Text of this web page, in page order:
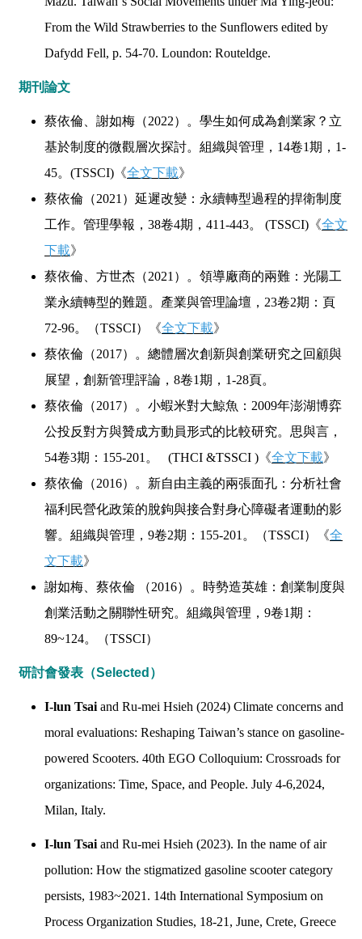
From the Wild Strawberries to the Sunflowers edited by
Dafydd Fell, p. 54-70. Loundon: Routeldge.
期刊論文
蔡依倫、謝如梅（2022）。學生如何成為創業家？立
基於制度的微觀層次探討。組織與管理，14卷1期，1-
45。(TSSCI) 《全文下載》
蔡依倫（2021）延遲改變：永續轉型過程的捍衛制度
工作。管理學報，38卷4期，411-443。 (TSSCI) 《全文
下載》
蔡依倫、方世杰（2021）。領導廠商的兩難：光陽工
業永續轉型的難題。產業與管理論壇，23卷2期：頁
72-96。（TSSCI）
《全文下載》
蔡依倫（2017）。總體層次創新與創業研究之回顧與
展望，創新管理評論，8卷1期，1-28頁。
蔡依倫（2017）。小蝦米對大鯨魚： 2009年澎湖博弈
公投反對方與贊成方動員形式的比較研究。思與言，
54卷3期： 155-201 。 (THCI &TSSCI ) 《全文下載》
蔡依倫（2016）。新自由主義的兩張面孔：分析社會
福利民營化政策的脫鉤與接合對身心障礙者運動的影
響。組織與管理， 9卷2期： 155-201 。（TSSCI） 《全
文下載》
謝如梅、蔡依倫 （2016）。時勢造英雄：創業制度與
創業活動之關聯性研究。組織與管理， 9卷1期：
89~124。（TSSCI）
研討會發表（Selected）
I-lun Tsai and Ru-mei Hsieh (2024) Climate concerns and
moral evaluations: Reshaping Taiwan’s stance on gasoline-
powered Scooters. 40th EGO Colloquium: Crossroads for
organizations: Time, Space, and People. July 4-6,2024,
Milan, Italy.
I-lun Tsai and Ru-mei Hsieh (2023). In the name of air
pollution: How the stigmatized gasoline scooter category
persists, 1983~2021. 14th International Symposium on
Process Organization Studies, 18-21, June, Crete, Greece